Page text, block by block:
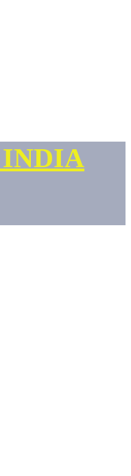
INDIA